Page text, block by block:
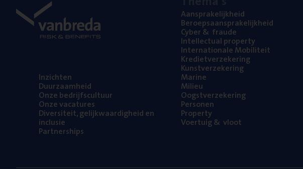
Inzich­ten
Duur­zaam­heid
Onze bedrijfs­cul­tuur
Onze vaca­tu­res
Diver­si­teit, gelijk­waar­dig­heid en
inclusie
Part­ner­ships
Aan­spra­ke­lijk­heid
Beroeps­aan­spra­ke­lijk­heid
Cyber& fraude
Intel­lec­tu­al property
Inter­na­ti­o­na­le Mobiliteit
Kre­diet­ver­ze­ke­ring
Kunst­ver­ze­ke­ring
Mari­ne
Mili­eu
Oogst­ver­ze­ke­ring
Per­so­nen
Pro­per­ty
Voer­tuig& vloot